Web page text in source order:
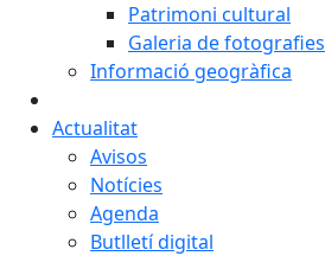
Patrimoni cultural
Galeria de fotografies
Informació geogràfica
Actualitat
Avisos
Notícies
Agenda
Butlletí digital